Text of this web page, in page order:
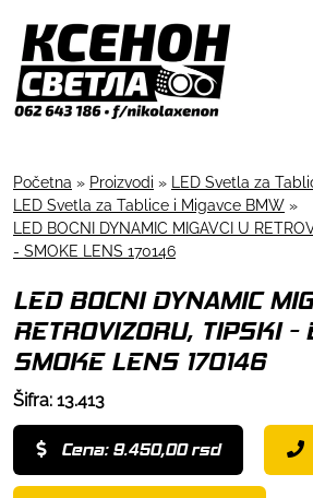
Početna » Proizvodi » LED Svetla za
LED Svetla za Tablice i Migavce BMW »
LED BOCNI DYNAMIC MIGAVCI U
- SMOKE LENS 170146
LED BOCNI DYNAMIC
RETROVIZORU, TIPSKI -
SMOKE LENS 170146
Šifra: 13.413
Cena: 9.450,00 rsd